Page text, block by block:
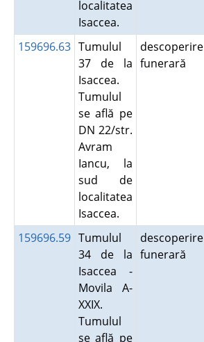
localitatea
Isaccea.
159696.63 Tumulul
37 de la
Isaccea.
Tumulul
se află pe
DN 22/str.
Avram
Iancu, la
sud de
localitatea
Isaccea.
descoperire
funerară
159696.59 Tumulul
34 de la
Isaccea -
Movila A-
XXIX.
Tumulul
se află pe
descoperire
funerară